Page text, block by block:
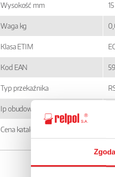
Zgoda
Wysokość mm 15
Waga kg
Klasa ETIM
Kod EAN
Typ przekaźnika
Ip obudowy
Cena katalogowa